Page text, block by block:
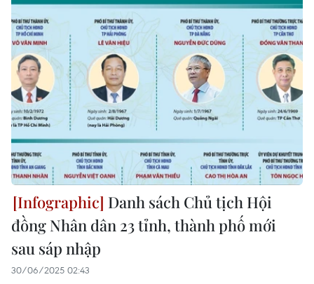
Danh sách Chủ tịch Hội
đồng Nhân dân 23 tỉnh, thành phố mới
sau sáp nhập
30/06/2025 02:43